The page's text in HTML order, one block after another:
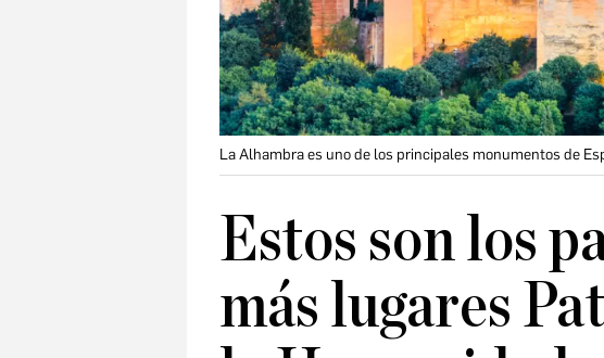
La Alhambra es uno de los principales monumentos de
Estos son los
más lugares